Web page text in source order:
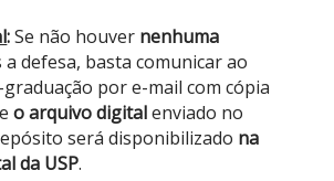
:Se não houver nenhuma
a defesa, basta comunicar ao
por e-mail com cópia
o arquivo digitalenviado no
será disponibilizado na
da USP.